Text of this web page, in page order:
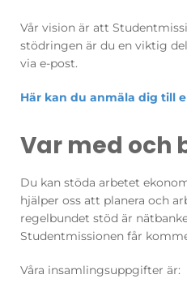
Vår vision är att
stödringen är du en viktig
via e-post.
Här kan du anmäla dig till
Var med och
Du kan stöda arbetet
hjälper oss att planera och
regelbundet stöd är
Studentmissionen får
Våra insamlingsuppgifter är: